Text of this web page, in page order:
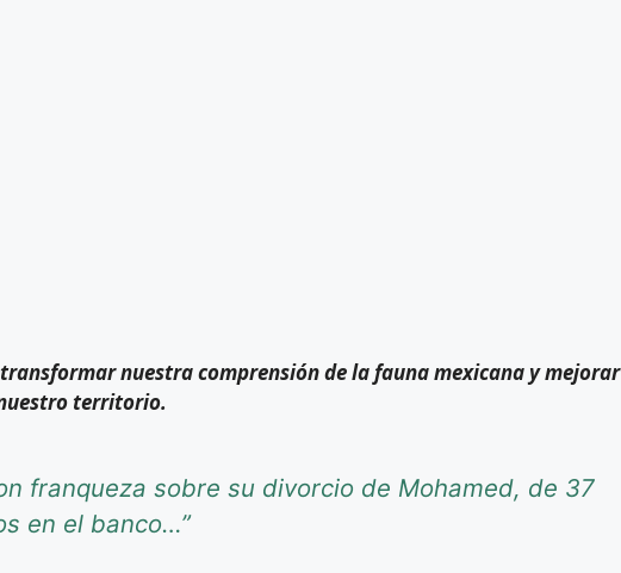
nuestra comprensión de la fauna mexicana y mejorar
territorio.
franqueza sobre su divorcio de Mohamed, de 37
en el banco…”